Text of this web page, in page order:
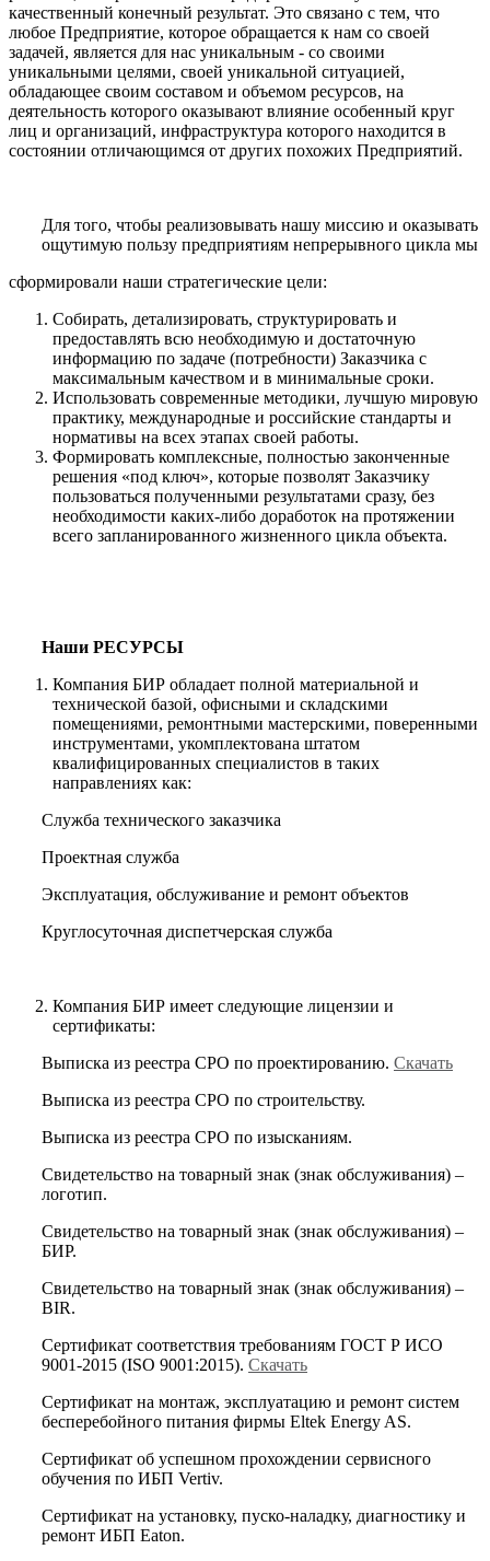
качественный конечный результат. Это связано с тем, что
любое Предприятие, которое обращается к нам со своей
задачей, является для нас уникальным - со своими
уникальными целями, своей уникальной ситуацией,
обладающее своим составом и объемом ресурсов, на
деятельность которого оказывают влияние особенный круг
лиц и организаций, инфраструктура которого находится в
состоянии отличающимся от других похожих Предприятий.
Для того, чтобы реализовывать нашу миссию и оказывать
ощутимую пользу предприятиям непрерывного цикла мы
сформировали наши стратегические цели:
Собирать, детализировать, структурировать и
предоставлять всю необходимую и достаточную
информацию по задаче (потребности) Заказчика с
максимальным качеством и в минимальные сроки.
Использовать современные методики, лучшую мировую
практику, международные и российские стандарты и
нормативы на всех этапах своей работы.
Формировать комплексные, полностью законченные
решения «под ключ», которые позволят Заказчику
пользоваться полученными результатами сразу, без
необходимости каких-либо доработок на протяжении
всего запланированного жизненного цикла объекта.
Наши РЕСУРСЫ
Компания БИР обладает полной материальной и
технической базой, офисными и складскими
помещениями, ремонтными мастерскими, поверенными
инструментами, укомплектована штатом
квалифицированных специалистов в таких
направлениях как:
Служба технического заказчика
Проектная служба
Эксплуатация, обслуживание и ремонт объектов
Круглосуточная диспетчерская служба
Компания БИР имеет следующие лицензии и
сертификаты:
Выписка из реестра СРО по проектированию. Скачать
Выписка из реестра СРО по строительству.
Выписка из реестра СРО по изысканиям.
Свидетельство на товарный знак (знак обслуживания) –
логотип.
Свидетельство на товарный знак (знак обслуживания) –
БИР.
Свидетельство на товарный знак (знак обслуживания) –
BIR.
Сертификат соответствия требованиям ГОСТ Р ИСО
9001-2015 (ISO 9001:2015). Скачать
Сертификат на монтаж, эксплуатацию и ремонт систем
бесперебойного питания фирмы Eltek Energy AS.
Сертификат об успешном прохождении сервисного
обучения по ИБП Vertiv.
Сертификат на установку, пуско-наладку, диагностику и
ремонт ИБП Eaton.